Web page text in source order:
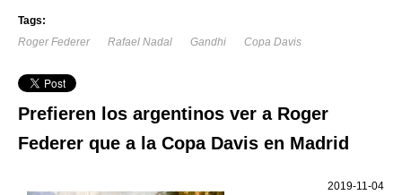
Tags:
Roger Federer
Rafael Nadal Gandhi Copa Davis
Prefieren los argentinos ver a Roger
Federer que a la Copa Davis en Madrid
2019-11-04